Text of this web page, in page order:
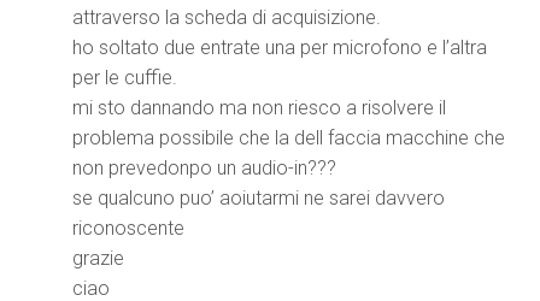
attraverso la scheda di acquisizione.
ho soltato due entrate una per microfono e l’altra
per le cuffie.
mi sto dannando ma non riesco a risolvere il
problema possibile che la dell faccia macchine che
non prevedonpo un audio-in???
se qualcuno puo’ aoiutarmi ne sarei davvero
riconoscente
grazie
ciao